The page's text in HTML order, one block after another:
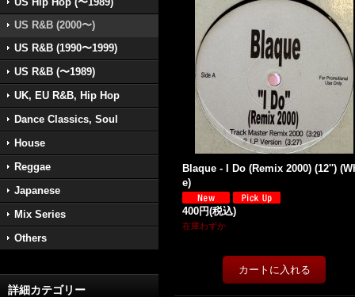
US R&B (2000〜)
US R&B (1990〜1999)
US R&B (〜1989)
UK, EU R&B, Hip Hop
Dance Classics, Soul
House
Reggae
Japanese
Mix Series
Others
詳細カテゴリー
Blaque - I Do (Remix 2000) (12'')
e)
400円(税込)
在庫わずか